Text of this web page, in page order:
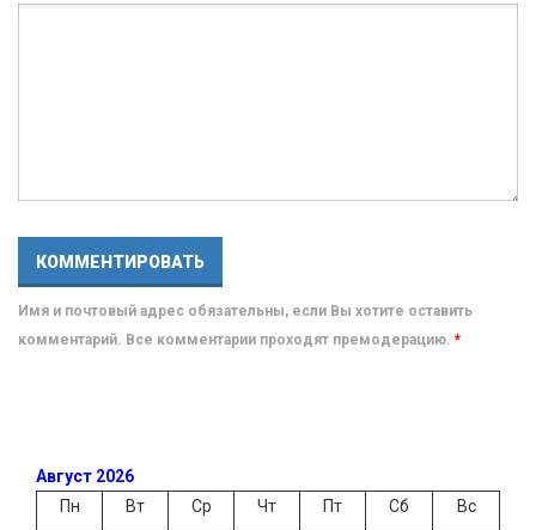
Имя и почтовый адрес обязательны, если Вы хотите оставить
комментарий. Все комментарии проходят премодерацию. *
Август 2026
Пн
Вт Ср Чт Пт Сб Вс